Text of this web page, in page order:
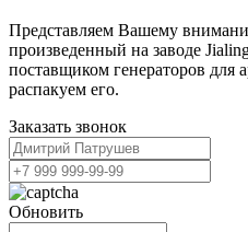
Представляем Вашему
произведенный на заводе
поставщиком генераторов для
распакуем его.
Заказать звонок
Обновить